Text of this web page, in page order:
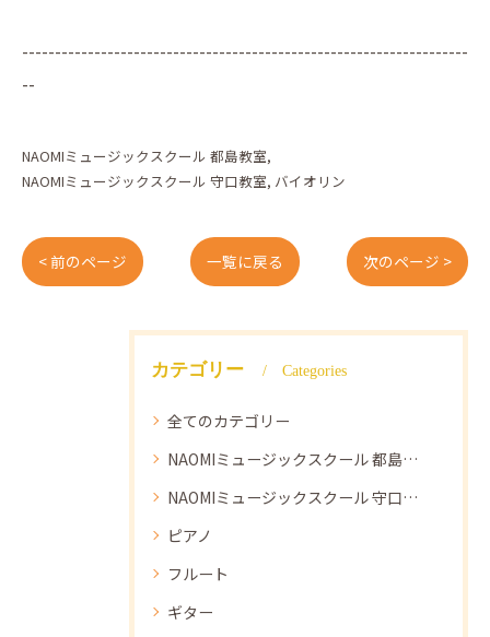
--------------------------------------------------------------------
--
NAOMIミュージックスクール 都島教室
NAOMIミュージックスクール 守口教室 バイオリン
< 前のページ 一覧に戻る 次のページ >
カテゴリー Categories
全てのカテゴリー
NAOMIミュージックスクール 都島教室
NAOMIミュージックスクール 守口教室
ピアノ
フルート
ギター